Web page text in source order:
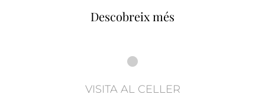
Descobreix més
VISITA AL CELLER